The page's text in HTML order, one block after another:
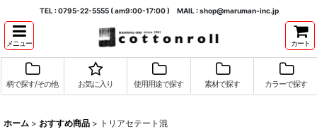
TEL : 0795-22-5555 ( am9:00-17:00 ) MAIL : shop@maruman-inc.jp
メニュー カート
柄で探す/その他 お気に入り 使用用途で探す 素材で探す カラーで探す
ホーム > おすすめ商品 > トリアセテート混